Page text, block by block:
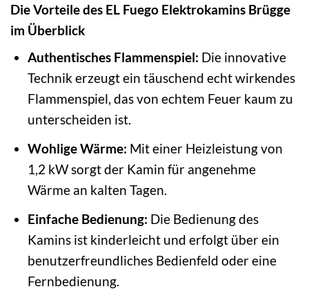
Die Vorteile des EL Fuego Elektrokamins Brügge
im Überblick
Authentisches Flammenspiel: Die innovative
Technik erzeugt ein täuschend echt wirkendes
Flammenspiel, das von echtem Feuer kaum zu
unterscheiden ist.
Wohlige Wärme: Mit einer Heizleistung von
1,2 kW sorgt der Kamin für angenehme
Wärme an kalten Tagen.
Einfache Bedienung: Die Bedienung des
Kamins ist kinderleicht und erfolgt über ein
benutzerfreundliches Bedienfeld oder eine
Fernbedienung.